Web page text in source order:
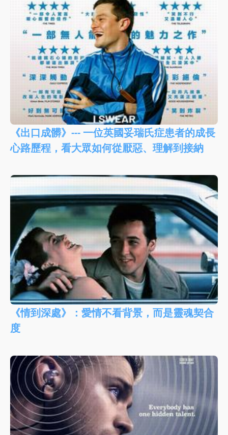
《出口成髒》--- 一位英國妥瑞氏症患者的成長
心路歷程，看大眾如何從厭惡、理解到接納
《情到深處》：愛情不看背景，而是靈魂契合
度